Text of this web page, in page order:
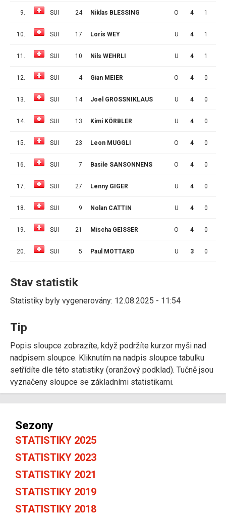
9. SUI 24 Niklas BLESSING O 4 1
10. SUI 17 Loris WEY U 4 1
11. SUI 10 Nils WEHRLI U 4 1
12. SUI 4 Gian MEIER O 4 0
13. SUI 14 Joel GROSSNIKLAUS U 4 0
14. SUI 13 Kimi KÖRBLER U 4 0
15. SUI 23 Leon MUGGLI O 4 0
16. SUI 7 Basile SANSONNENS O 4 0
17. SUI 27 Lenny GIGER U 4 0
18. SUI 9 Nolan CATTIN U 4 0
19. SUI 21 Mischa GEISSER O 4 0
20. SUI 5 Paul MOTTARD U 3 0
Stav statistik
Statistiky byly vygenerovány: 12.08.2025 - 11:54
Tip
Popis sloupce zobrazíte, když podržíte kurzor myši nad
nadpisem sloupce. Kliknutím na nadpis sloupce tabulku
setřídíte dle této statistiky (oranžový podklad). Tučně jsou
vyznačeny sloupce se základními statistikami.
Sezony
STATISTIKY 2025
STATISTIKY 2023
STATISTIKY 2021
STATISTIKY 2019
STATISTIKY 2018